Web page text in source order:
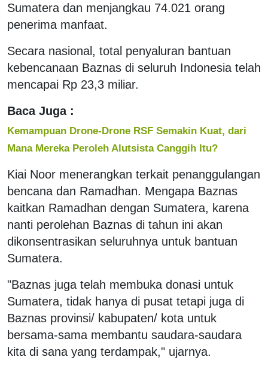
Sumatera dan menjangkau 74.021 orang
penerima manfaat.
Secara nasional, total penyaluran bantuan
kebencanaan Baznas di seluruh Indonesia telah
mencapai Rp 23,3 miliar.
Baca Juga :
Kemampuan Drone-Drone RSF Semakin Kuat, dari
Mana Mereka Peroleh Alutsista Canggih Itu?
Kiai Noor menerangkan terkait penanggulangan
bencana dan Ramadhan. Mengapa Baznas
kaitkan Ramadhan dengan Sumatera, karena
nanti perolehan Baznas di tahun ini akan
dikonsentrasikan seluruhnya untuk bantuan
Sumatera.
"Baznas juga telah membuka donasi untuk
Sumatera, tidak hanya di pusat tetapi juga di
Baznas provinsi/ kabupaten/ kota untuk
bersama-sama membantu saudara-saudara
kita di sana yang terdampak," ujarnya.